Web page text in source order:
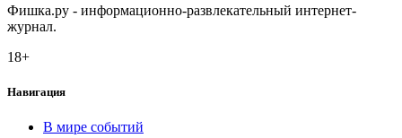
Фишка.ру - информационно-развлекательный интернет-
журнал.
18+
Навигация
В мире событий